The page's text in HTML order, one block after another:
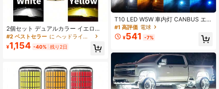
2個セット デュアルカラー イエロー
&ホワイト 車用LEDヘッドライト H1
H7 H11 H4 ハイビーム・ロービーム
一体型 LEDライトビーム
#2 ベストセラー に ヘッドライトバルブ
¥1,154 -40% 残り2日
T10 LED W5W 車内灯 CANBUS エラ
ーなし 3030 SMD 超高輝度 サイド
マーカー パーキングランプ オートバ
ルブ 12V 2個入り
#1 高評価 電球
¥541 -7%